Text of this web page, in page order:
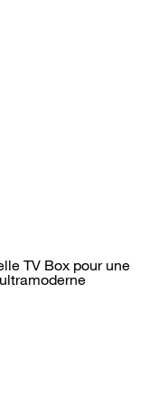
TV Box pour une